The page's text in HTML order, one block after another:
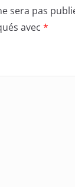
sera pas
avec *